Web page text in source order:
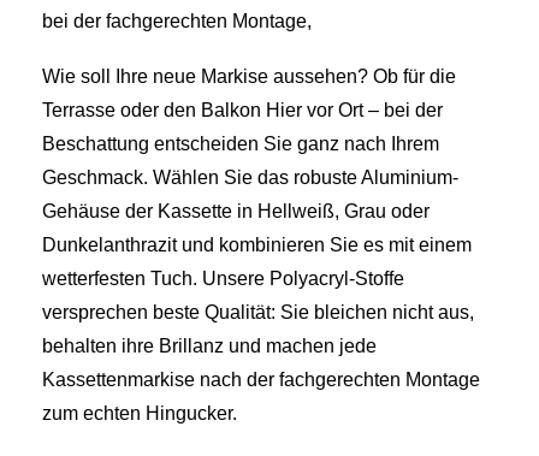
bei der fachgerechten Montage,
Wie soll Ihre neue Markise aussehen? Ob für die
Terrasse oder den Balkon Hier vor Ort – bei der
Beschattung entscheiden Sie ganz nach Ihrem
Geschmack. Wählen Sie das robuste Aluminium-
Gehäuse der Kassette in Hellweiß, Grau oder
Dunkelanthrazit und kombinieren Sie es mit einem
wetterfesten Tuch. Unsere Polyacryl-Stoffe
versprechen beste Qualität: Sie bleichen nicht aus,
behalten ihre Brillanz und machen jede
Kassettenmarkise nach der fachgerechten Montage
zum echten Hingucker.